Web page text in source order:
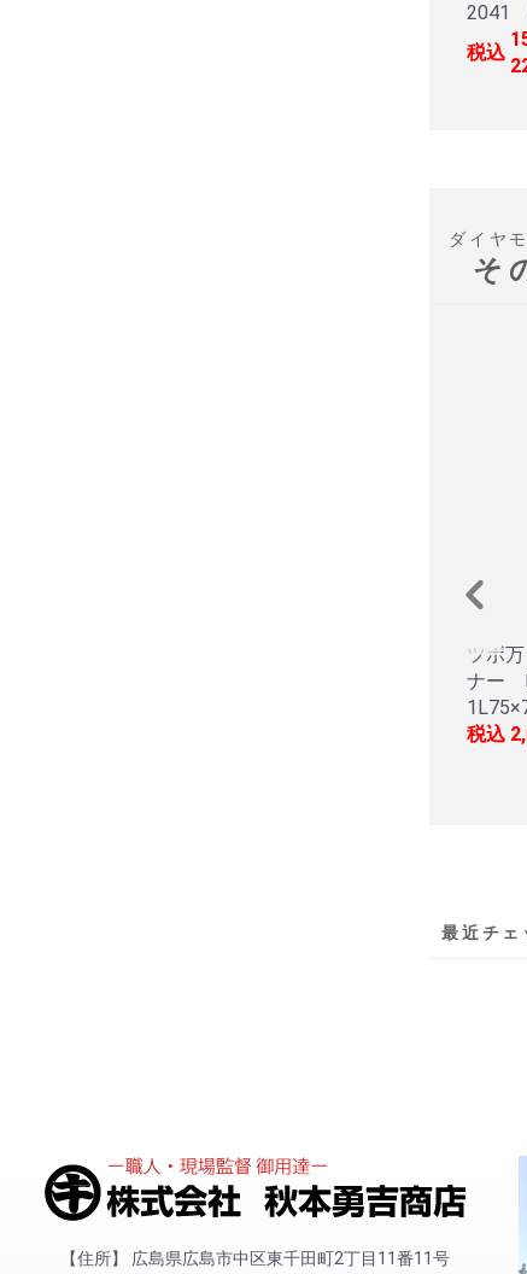
2041
税込
ダイヤ
そ
ツボ
ナー
税込
最近チェ
住所
広島県広島市中区東千田町2丁目11番11号